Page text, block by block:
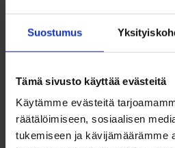
Suostumus
Tämä sivusto käyttää evästeitä
Käytämme evästeitä
räätälöimiseen, sosiaalisen
tukemiseen ja kävijämäärämme
Työllisyysalueen
maksuosuuksilla, jotka
yhteistoimintasopimuksessa
kustannusten jaon
Vuoden 2025
Oulun ja muiden kuntien